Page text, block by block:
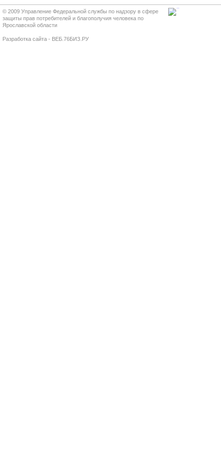
© 2009 Управление Федеральной службы по надзору в сфере
защиты прав потребителей и благополучия человека по
Ярославской области
Разработка сайта - ВЕБ.76БИЗ.РУ